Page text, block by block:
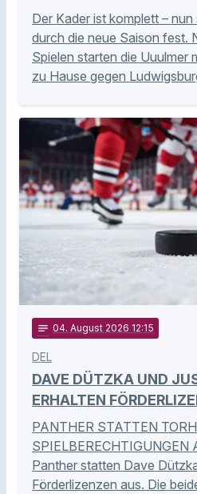
Der Kader ist komplett –
durch die neue Saison fest.
Spielen starten die Uuulmer
zu Hause gegen
notes 04. August 2026 12:15
DEL
DAVE DÜTZKA UND
ERHALTEN
PANTHER STATTEN
SPIELBERECHTIGUNGEN
Panther statten Dave
Förderlizenzen aus. Die